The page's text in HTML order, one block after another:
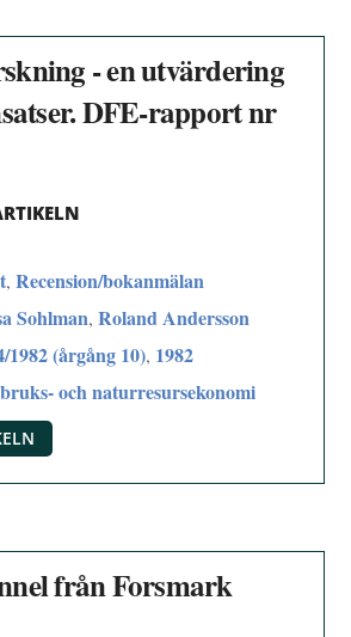
- en utvärdering
DFE-rapport nr
,Recension/bokanmälan
Sohlman,Roland Andersson
1982 (årgång 10), 1982
och naturresursekonomi
från Forsmark